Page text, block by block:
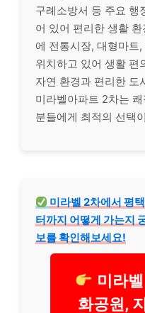
구례소방서 등 주요 행
어 있어 편리한 생활
에 전통시장, 대형마트
위치하고 있어 생활 편
자연 환경과 편리한 도
미라벨아파트 2차는
분들에게 최적의 선택
미라벨 2차에서 평
터까지 어떻게 가는지
보를 확인해보세요!
미라
화공원,